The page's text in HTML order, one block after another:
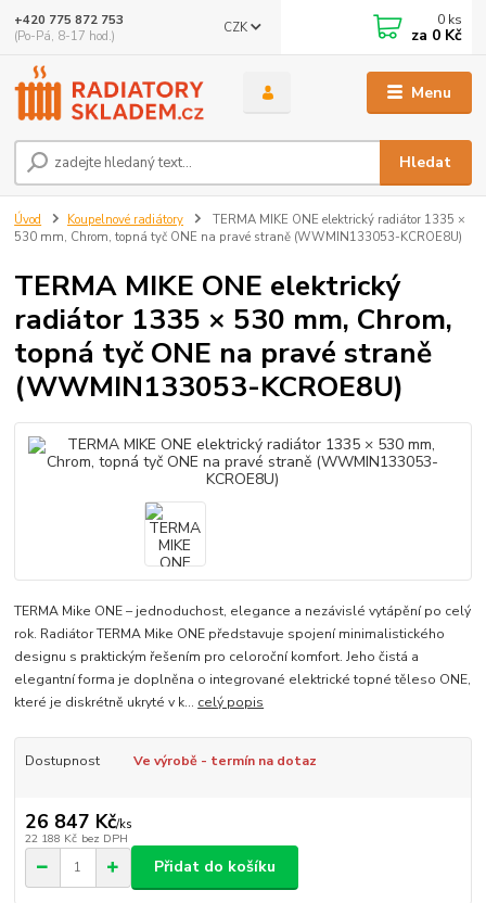
Menu
CZK
Hledat
+420 775 872 753
(Po-Pá, 8-17 hod.)
0 ks
za 0 Kč
Úvod Koupelnové radiátory
TERMA MIKE ONE elektrický radiátor 1335 ×
530 mm, Chrom, topná tyč ONE na pravé straně (WWMIN133053-KCROE8U)
TERMA MIKE ONE elektrický
radiátor 1335 × 530 mm, Chrom,
topná tyč ONE na pravé straně
(WWMIN133053-KCROE8U)
TERMA Mike ONE – jednoduchost, elegance a nezávislé vytápění po celý
rok. Radiátor TERMA Mike ONE představuje spojení minimalistického
designu s praktickým řešením pro celoroční komfort. Jeho čistá a
elegantní forma je doplněna o integrované elektrické topné těleso ONE,
které je diskrétně ukryté v k... celý popis
Dostupnost Ve výrobě - termín na dotaz
26 847 Kč/ks
22 188 Kč bez DPH
Přidat do košíku